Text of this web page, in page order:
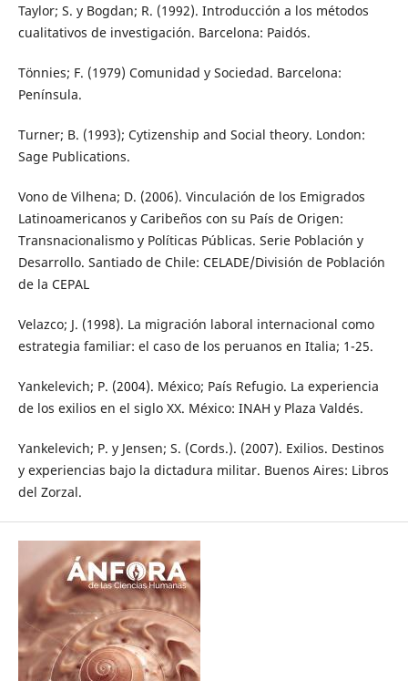
Taylor; S. y Bogdan; R. (1992). Introducción a los métodos
cualitativos de investigación. Barcelona: Paidós.
Tönnies; F. (1979) Comunidad y Sociedad. Barcelona:
Península.
Turner; B. (1993); Cytizenship and Social theory. London:
Sage Publications.
Vono de Vilhena; D. (2006). Vinculación de los Emigrados
Latinoamericanos y Caribeños con su País de Origen:
Transnacionalismo y Políticas Públicas. Serie Población y
Desarrollo. Santiado de Chile: CELADE/División de Población
de la CEPAL
Velazco; J. (1998). La migración laboral internacional como
estrategia familiar: el caso de los peruanos en Italia; 1-25.
Yankelevich; P. (2004). México; País Refugio. La experiencia
de los exilios en el siglo XX. México: INAH y Plaza Valdés.
Yankelevich; P. y Jensen; S. (Cords.). (2007). Exilios. Destinos
y experiencias bajo la dictadura militar. Buenos Aires: Libros
del Zorzal.